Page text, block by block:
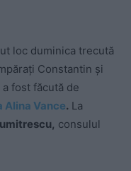
loc duminica trecută
Constantin și
fost făcută de
Alina Vance. La
consulul